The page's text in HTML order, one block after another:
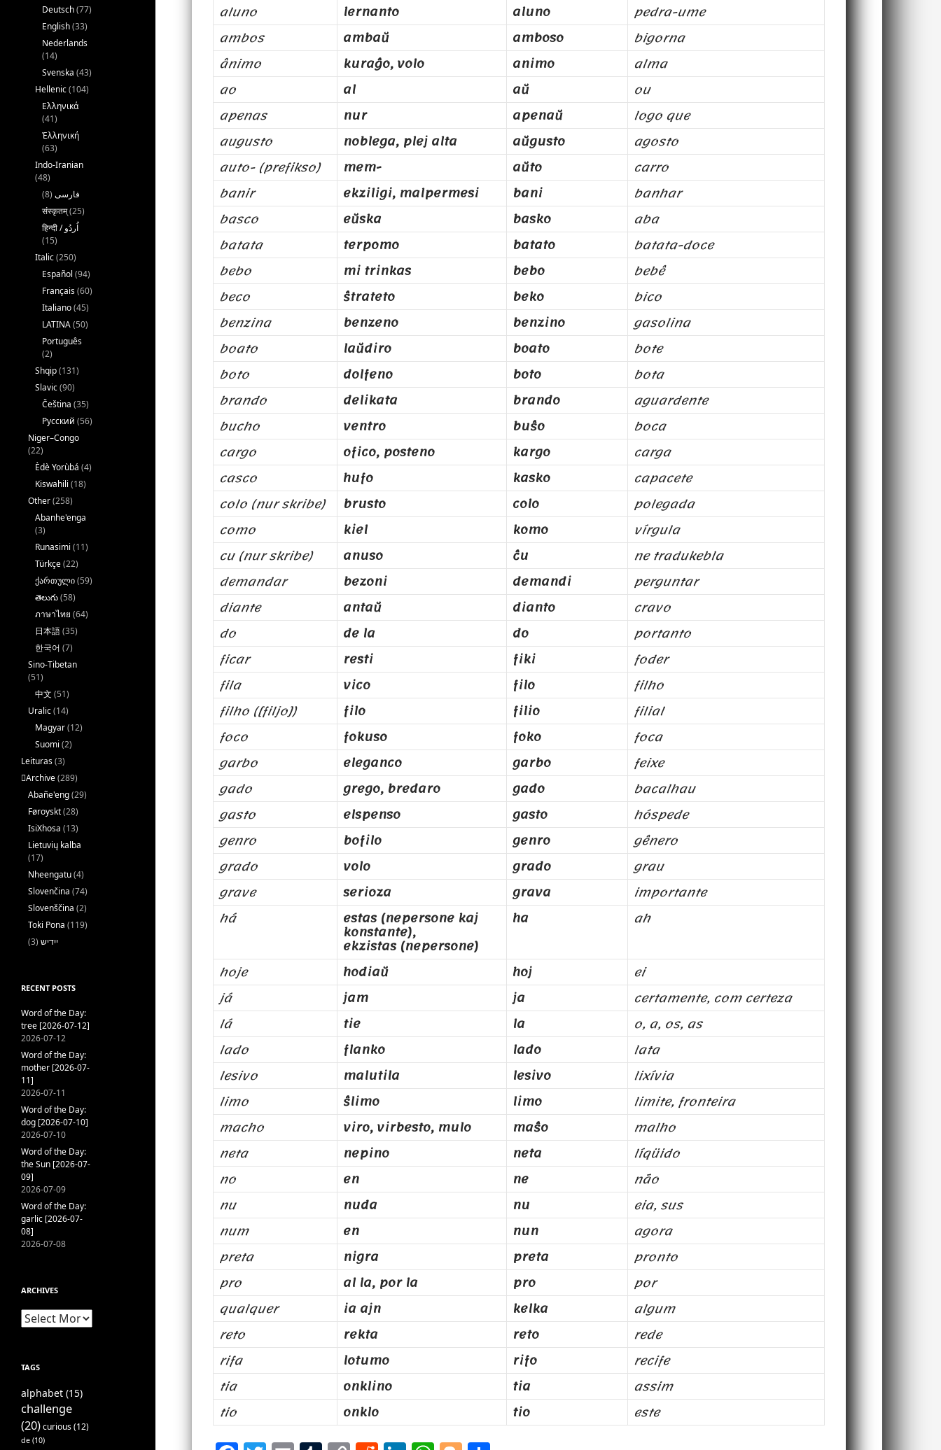
aluno
lernanto aluno
pedra-ume
ambos
ambaŭ amboso
bigorna
ânimo
kuraĝo, volo animo
alma
ao
al aŭ
ou
apenas
nur apenaŭ
logo que
augusto
noblega, plej alta aŭgusto
agosto
auto- (prefikso)
mem- aŭto
carro
banir
ekziligi, malpermesi bani
banhar
basco
eŭska basko
aba
batata
terpomo batato
batata-doce
bebo
mi trinkas bebo
bebê
beco
ŝtrateto beko
bico
benzina
benzeno benzino
gasolina
boato
laŭdiro boato
bote
boto
dolfeno boto
bota
brando
delikata brando
aguardente
bucho
ventro buŝo
boca
cargo
ofico, posteno kargo
carga
casco
hufo kasko
capacete
colo (nur skribe)
brusto colo
polegada
como
kiel komo
vírgula
cu (nur skribe)
anuso ĉu
ne tradukebla
demandar
bezoni demandi
perguntar
diante
antaŭ dianto
cravo
do
de la do
portanto
ficar
resti fiki
foder
fila
vico filo
filho
filho ([filjo])
filo filio
filial
foco
fokuso foko
foca
garbo
eleganco garbo
feixe
gado
grego, bredaro gado
bacalhau
gasto
elspenso gasto
hóspede
genro
bofilo genro
gênero
grado
volo grado
grau
grave
serioza grava
importante
há
estas (nepersone kaj
konstante),
ekzistas (nepersone)
ha ah
hoje hodiaŭ hoj
ei
já
jam ja
certamente, com certeza
lá
tie la
o, a, os, as
lado
flanko lado
lata
lesivo
malutila lesivo
lixívia
limo
ŝlimo limo
limite, fronteira
macho
viro, virbesto, mulo maŝo
malho
neta
nepino neta
líqüido
no
en ne
não
nu
nuda nu
eia, sus
num
en nun
agora
preta
nigra preta
pronto
pro
al la, por la pro
por
qualquer
ia ajn kelka
algum
reto
rekta reto
rede
rifa
lotumo rifo
recife
tia
onklino tia
assim
tio
onklo tio este
Deutsch(77)
English(33)
Nederlands
(14)
Svenska (43)
Hellenic(104)
Ελληνικά
(41)
Ἑλληνική
(63)
Indo-Iranian
(48)
فارسی (8)
संस्कृतम्(25)
(15)
Italic(250)
Español (94)
Français(60)
Italiano(45)
LATINA(50)
Português
(2)
Shqip(131)
Slavic(90)
Čeština (35)
Русский (56)
Niger–Congo
(22)
Èdè Yorùbá (4)
Kiswahili (18)
Other(258)
Abanhe'enga
(3)
Runasimi (11)
Türkçe(22)
ქართული(59)
తెలుగు(58)
ภาษาไทย (64)
日本語(35)
한국어 (7)
Sino-Tibetan
(51)
中文 (51)
Uralic(14)
Magyar(12)
Suomi (2)
Leituras(3)
􏿽Archive(289)
Abañe'eng(29)
Føroyskt(28)
IsiXhosa (13)
Lietuvių kalba
(17)
Nheengatu(4)
Slovenčina (74)
Slovenščina (2)
Toki Pona (119)
ייִדיש (3)
RECENT POSTS
Word of the Day:
tree [2026-07-12]
2026-07-12
Word of the Day:
mother [2026-07-
11]
2026-07-11
Word of the Day:
dog [2026-07-10]
2026-07-10
Word of the Day:
the Sun [2026-07-
09]
2026-07-09
Word of the Day:
garlic [2026-07-
08]
2026-07-08
ARCHIVES
Archives
TAGS
alphabet (15)
challenge
(20)curious(12)
de (10)